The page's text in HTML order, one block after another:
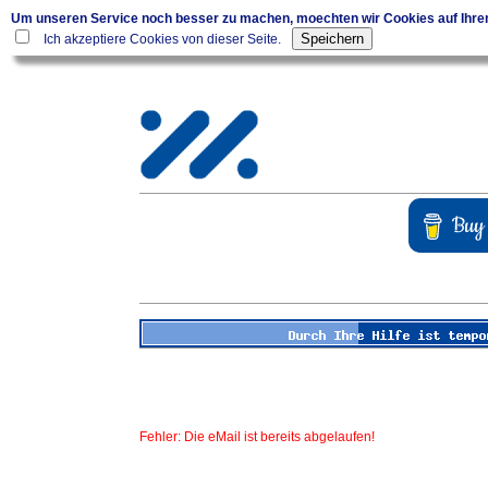
Um unseren Service noch besser zu machen, moechten wir Cookies auf
Ich akzeptiere Cookies von dieser Seite.
Fehler: Die eMail ist bereits abgelaufen!